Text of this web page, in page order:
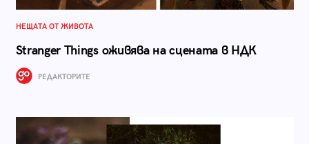
НЕЩАТА ОТ ЖИВОТА
Stranger Things оживява на сцената в НДК
РЕДАКТОРИТЕ